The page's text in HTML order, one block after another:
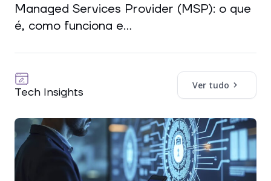
Managed Services Provider (MSP): o que
é, como funciona e...
Tech Insights
Ver tudo